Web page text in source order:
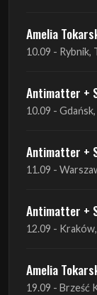
Amelia
10.09 - Rybnik,
Antimatter +
10.09 -
Antimatter +
11.09 -
Antimatter +
12.09 -
Amelia
19.09 - Brześć